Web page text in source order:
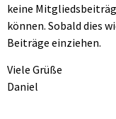
keine
können. Sobald dies
Beiträge einziehen.
Viele Grüße
Daniel